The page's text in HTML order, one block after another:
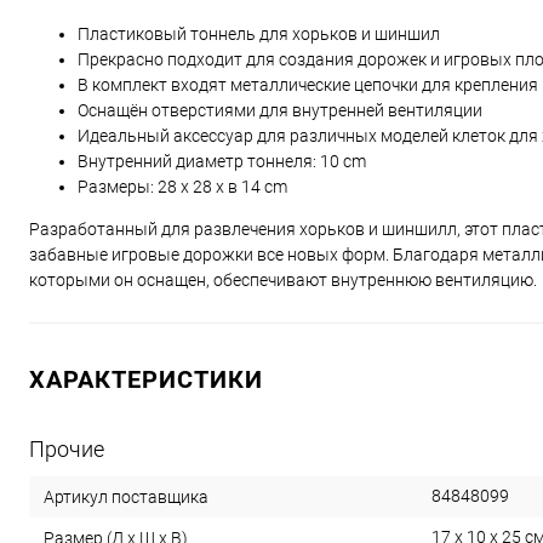
Пластиковый тоннель для хорьков и шиншил
Прекрасно подходит для создания дорожек и игровых
В комплект входят металлические цепочки для крепления
Оснащён отверстиями для внутренней вентиляции
Идеальный аксессуар для различных моделей клеток
Внутренний диаметр тоннеля: 10 cm
Размеры: 28 x 28 x в 14 cm
Разработанный для развлечения хорьков и шиншилл, этот
забавные игровые дорожки все новых форм. Благодаря
которыми он оснащен, обеспечивают внутреннюю вентиляцию.
ХАРАКТЕРИСТИКИ
Прочие
Артикул поставщика 84848099
Размер (Д х Ш х В) 17 x 10 x 25